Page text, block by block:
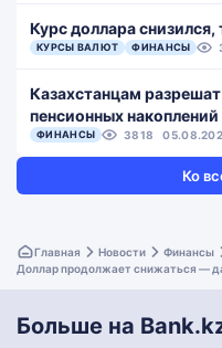
Курс доллара
КУРСЫ ВАЛЮТ ФИНАНСЫ
Казахстанцам
пенсионных
ФИНАНСЫ 3818
Ко
Главная Новости
Финансы
Доллар продолжает снижаться —
Больше на